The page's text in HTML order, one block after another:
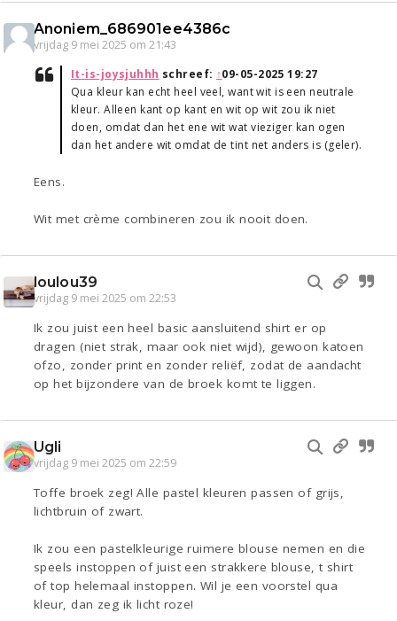
Anoniem_686901ee4386c
vrijdag 9 mei 2025 om 21:43
It-is-joysjuhhh schreef: ↑09-05-2025 19:27
Qua kleur kan echt heel veel, want wit is een neutrale
kleur. Alleen kant op kant en wit op wit zou ik niet
doen, omdat dan het ene wit wat vieziger kan ogen
dan het andere wit omdat de tint net anders is (geler).
Eens.
Wit met crème combineren zou ik nooit doen.
loulou39
vrijdag 9 mei 2025 om 22:53
Ik zou juist een heel basic aansluitend shirt er op
dragen (niet strak, maar ook niet wijd), gewoon katoen
ofzo, zonder print en zonder reliëf, zodat de aandacht
op het bijzondere van de broek komt te liggen.
Ugli
vrijdag 9 mei 2025 om 22:59
Toffe broek zeg! Alle pastel kleuren passen of grijs,
lichtbruin of zwart.
Ik zou een pastelkleurige ruimere blouse nemen en die
speels instoppen of juist een strakkere blouse, t shirt
of top helemaal instoppen. Wil je een voorstel qua
kleur, dan zeg ik licht roze!